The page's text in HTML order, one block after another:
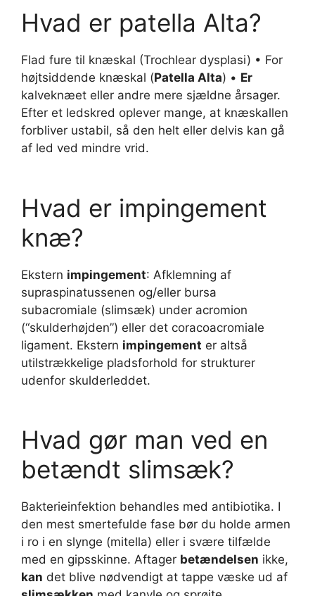
Hvad er patella Alta?
Flad fure til knæskal (Trochlear dysplasi) • For
højtsiddende knæskal (Patella Alta) • Er
kalveknæet eller andre mere sjældne årsager.
Efter et ledskred oplever mange, at knæskallen
forbliver ustabil, så den helt eller delvis kan gå
af led ved mindre vrid.
Hvad er impingement
knæ?
Ekstern impingement: Afklemning af
supraspinatussenen og/eller bursa
subacromiale (slimsæk) under acromion
(“skulderhøjden”) eller det coracoacromiale
ligament. Ekstern impingement er altså
utilstrækkelige pladsforhold for strukturer
udenfor skulderleddet.
Hvad gør man ved en
betændt slimsæk?
Bakterieinfektion behandles med antibiotika. I
den mest smertefulde fase bør du holde armen
i ro i en slynge (mitella) eller i svære tilfælde
med en gipsskinne. Aftager betændelsen ikke,
kan det blive nødvendigt at tappe væske ud af